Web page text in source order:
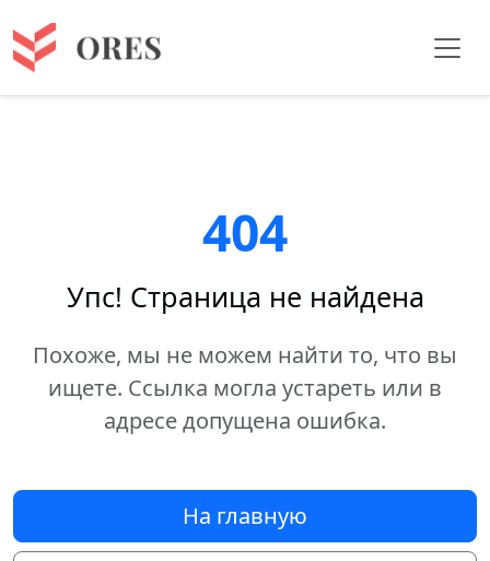
404
Упс! Страница не найдена
Похоже, мы не можем найти то, что вы
ищете. Ссылка могла устареть или в
адресе допущена ошибка.
На главную